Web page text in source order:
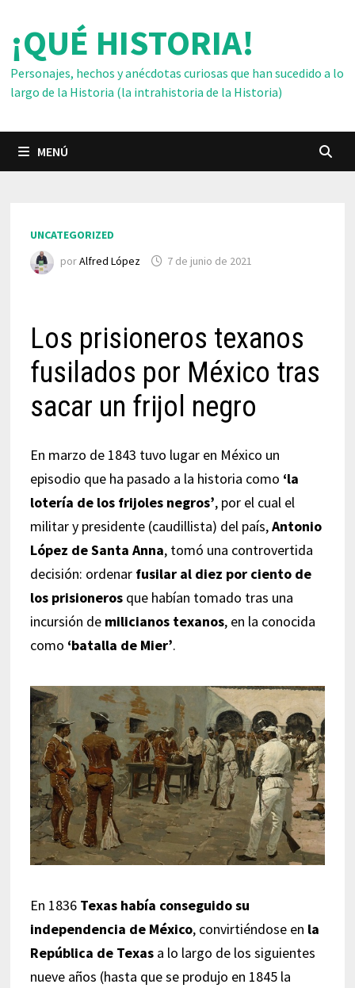
contenido
¡QUÉ HISTORIA!
Personajes, hechos y anécdotas curiosas que han sucedido a lo
largo de la Historia (la intrahistoria de la Historia)
MENÚ
UNCATEGORIZED
porAlfred López 7 de junio de 2021
Los prisioneros texanos
fusilados por México tras
sacar un frijol negro
En marzo de 1843 tuvo lugar en México un
episodio que ha pasado a la historia como ‘la
lotería de los frijoles negros’, por el cual el
militar y presidente (caudillista) del país,Antonio
López de Santa Anna, tomó una controvertida
decisión: ordenar fusilar al diez por ciento de
los prisionerosque habían tomado tras una
incursión de milicianos texanos, en la conocida
como ‘batalla de Mier’.
En 1836 Texas había conseguido su
independencia de México, convirtiéndose en la
República de Texasa lo largo de los siguientes
nueve años (hasta que se produjo en 1845 la